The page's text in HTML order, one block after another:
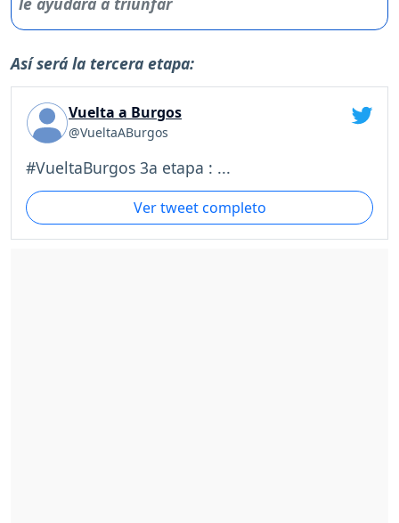
Así será la tercera etapa:
Vuelta a Burgos
@VueltaABurgos
#VueltaBurgos 3a etapa : ...
Ver tweet completo